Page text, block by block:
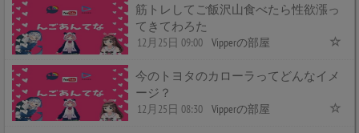
筋トレしてご飯沢山食べたら性欲漲っ
てきてわろた
12月25日 09:00 Vipperの部屋
今のトヨタのカローラってどんなイメ
ージ？
12月25日 08:30 Vipperの部屋